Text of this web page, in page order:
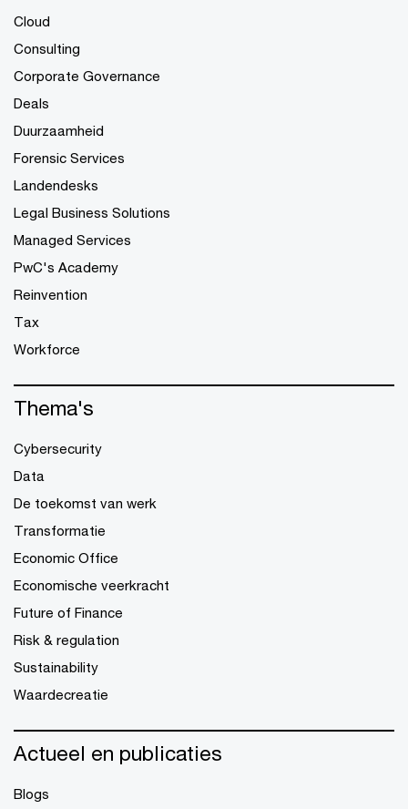
Cloud
Consulting
Corporate Governance
Deals
Duurzaamheid
Forensic Services
Landendesks
Legal Business Solutions
Managed Services
PwC's Academy
Reinvention
Tax
Workforce
Thema's
Cybersecurity
Data
De toekomst van werk
Transformatie
Economic Office
Economische veerkracht
Future of Finance
Risk & regulation
Sustainability
Waardecreatie
Actueel en publicaties
Blogs